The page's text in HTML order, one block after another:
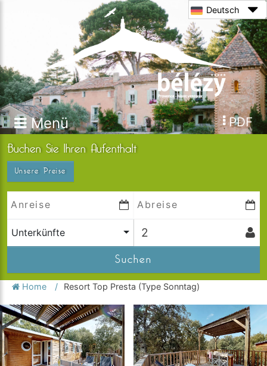
Menü PDF
Deutsch
Buchen Sie Ihren Aufenthalt
Unsere Preise
Unterkünfte
Suchen
Home Resort Top Presta (Type Sonntag)